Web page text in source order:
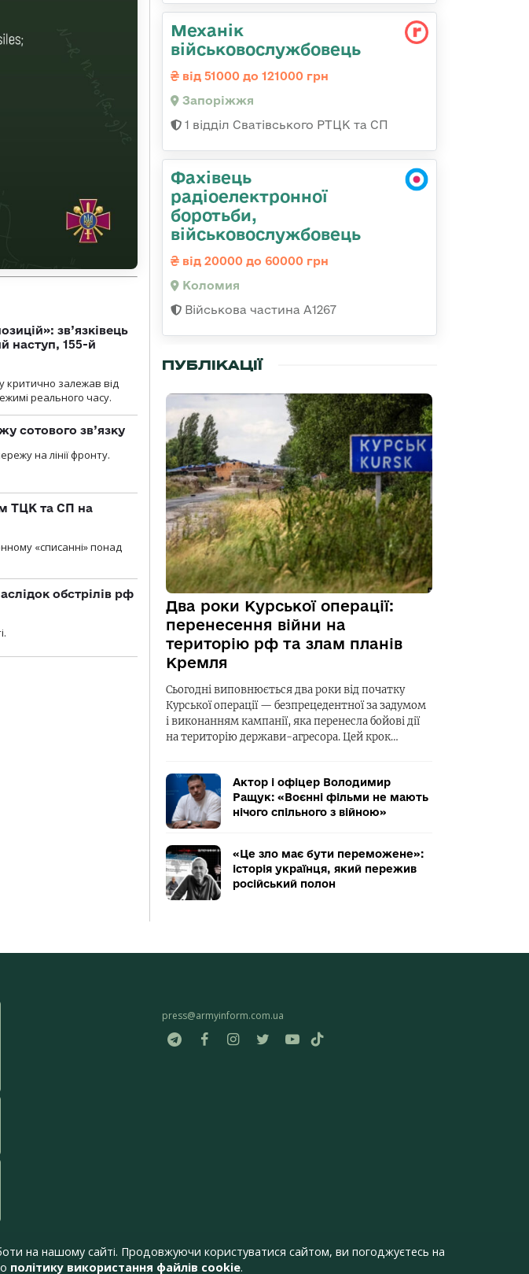
зв’язківець
наступ, 155-й
критично залежав від
реального часу.
сотового зв’язку
на лінії фронту.
ТЦК та СП на
«списанні» понад
обстрілів рф
Механік
військовослужбовець
від 51000 до 121000 грн
Запоріжжя
1 відділ Сватівського РТЦК та СП
Фахівець
радіоелектронної
боротьби,
військовослужбовець
від 20000 до 60000 грн
Коломия
Військова частина А1267
ПУБЛІКАЦІЇ
Два роки Курської операції:
перенесення війни на
територію рф та злам планів
Кремля
Сьогодні виповнюється два роки від початку
Курської операції — безпрецедентної за задумом
і виконанням кампанії, яка перенесла бойові дії
на територію держави-агресора. Цей крок…
Актор і офіцер Володимир
Ращук: «Воєнні фільми не мають
нічого спільного з війною»
«Це зло має бути переможене»:
історія українця, який пережив
російський полон
press@armyinform.com.ua
на нашому сайті. Продовжуючи користуватися сайтом, ви погоджуєтесь на
політику використання файлів cookie.